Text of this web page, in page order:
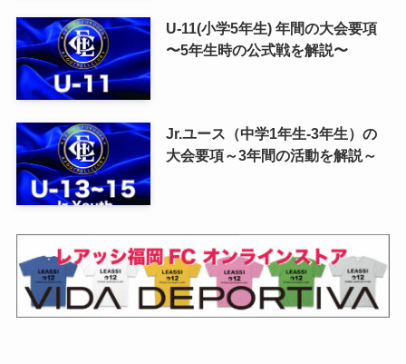
U-11(小学5年生) 年間の大会要項
〜5年生時の公式戦を解説〜
Jr.ユース（中学1年生-3年生）の
大会要項～3年間の活動を解説～